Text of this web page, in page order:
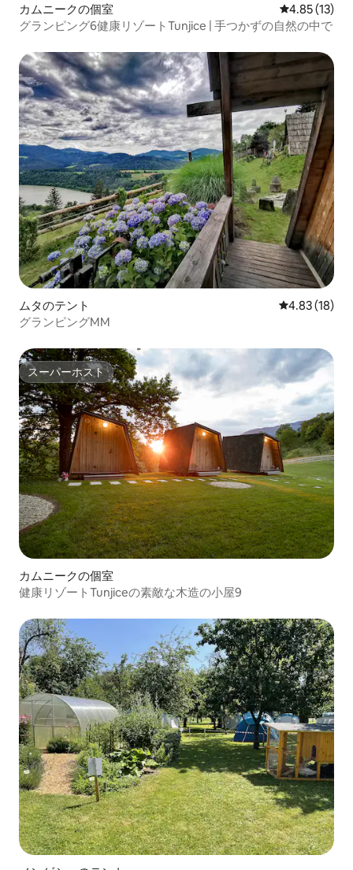
カムニークの個室 レビュー13
4.85 (13)
グランピング6健康リゾートTunjice | 手つかずの自然の中で
ムタのテント レビュー18
4.83 (18)
グランピングMM
スーパーホスト
スーパーホスト
カムニークの個室
健康リゾートTunjiceの素敵な木造の小屋9